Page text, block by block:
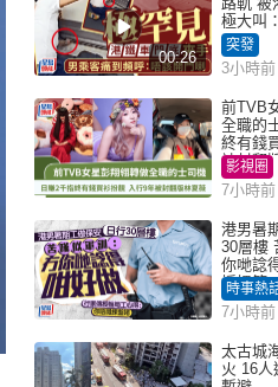
00:26
極大叫
突發
3小時前
前TVB
全職的士司機
終有錢買衫
被封翻
影視圈
7小時前
港男暑
30層樓
你哋諗
授搵筍
揀盤啫
時事熱
7小時前
太古城
火 16人送院 多人上天台